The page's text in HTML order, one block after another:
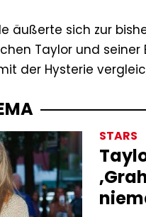
äußerte sich zur
Taylor und
der Hysterie
STARS